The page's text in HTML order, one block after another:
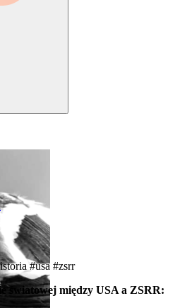
#usa #zsrr
światowej między USA a ZSRR: